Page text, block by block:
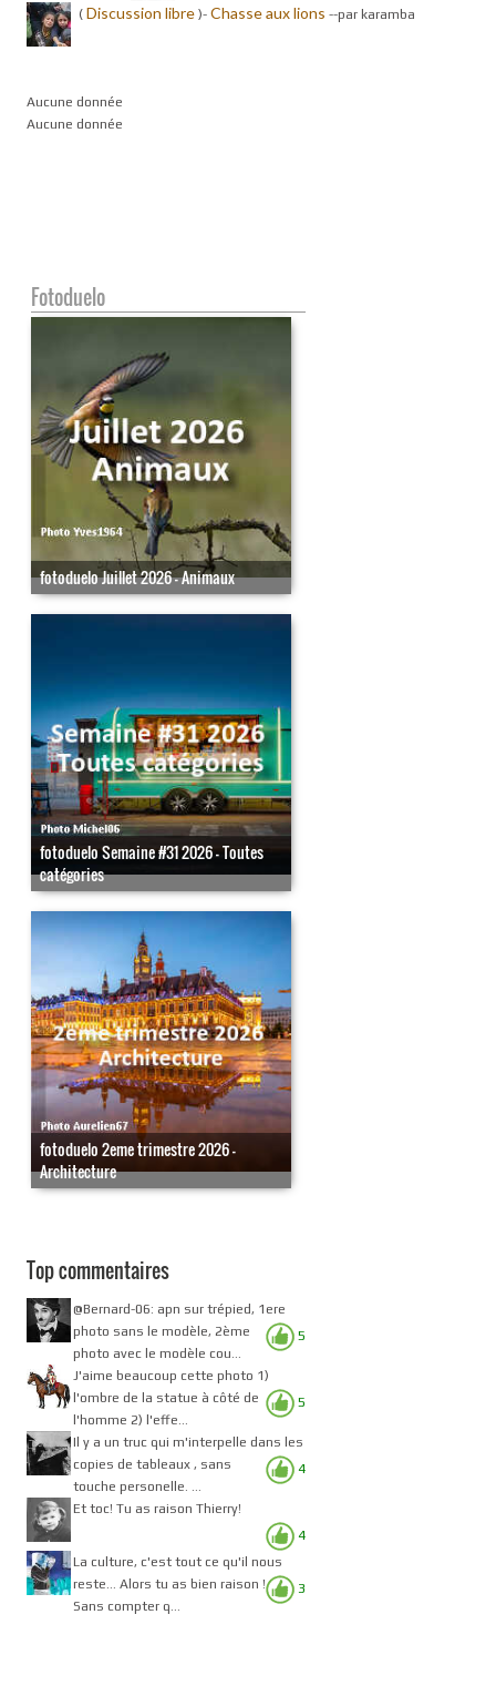
( Discussion libre )- Chasse aux lions --par karamba
Aucune donnée
Aucune donnée
Fotoduelo
fotoduelo Juillet 2026 - Animaux
fotoduelo Semaine #31 2026 - Toutes
catégories
fotoduelo 2eme trimestre 2026 -
Architecture
Top commentaires
5
@Bernard-06: apn sur trépied, 1ere
photo sans le modèle, 2ème
photo avec le modèle cou...
5
J'aime beaucoup cette photo 1)
l'ombre de la statue à côté de
l'homme 2) l'effe...
4
Il y a un truc qui m'interpelle dans les
copies de tableaux , sans
touche personelle. ...
4
Et toc! Tu as raison Thierry!
3
La culture, c'est tout ce qu'il nous
reste... Alors tu as bien raison !
Sans compter q...